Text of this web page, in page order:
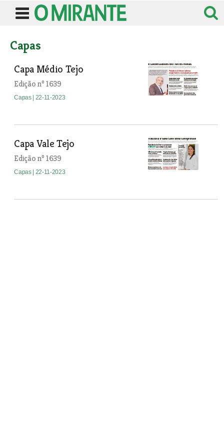
Capas
Capa Médio Tejo
Edição nº 1639
Capas | 22-11-2023
Capa Vale Tejo
Edição nº 1639
Capas | 22-11-2023